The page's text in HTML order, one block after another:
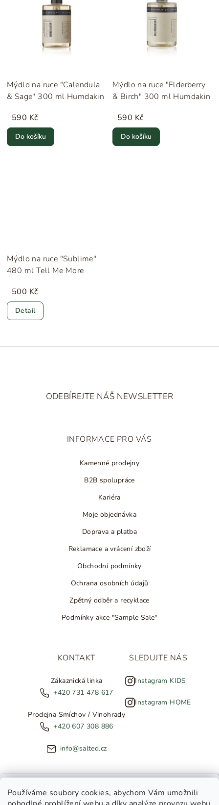
Používáme soubory cookies, abychom Vám umožnili
Mýdlo na ruce "Calendula
& Sage" 300 ml Humdakin
590 Kč
Do košíku
Mýdlo na ruce "Elderberry
& Birch" 300 ml Humdakin
590 Kč
Do košíku
Mýdlo na ruce "Sublime"
480 ml Tell Me More
500 Kč
Detail
ODEBÍREJTE NÁŠ NEWSLETTER
INFORMACE PRO VÁS
Kamenné prodejny
B2B spolupráce
Kariéra
Moje objednávka
Doprava a platba
Reklamace a vrácení zboží
Obchodní podmínky
Ochrana osobních údajů
Zpětný odběr a recyklace
Podmínky akce "Sample Sale"
KONTAKT
Zákaznická linka
+420 731 478 617
Prodejna Smíchov / Vinohrady
+420 607 308 886
info@salted.cz
SLEDUJTE NÁS
Instagram KIDS
Instagram HOME
NOVINKY ZE SALTED